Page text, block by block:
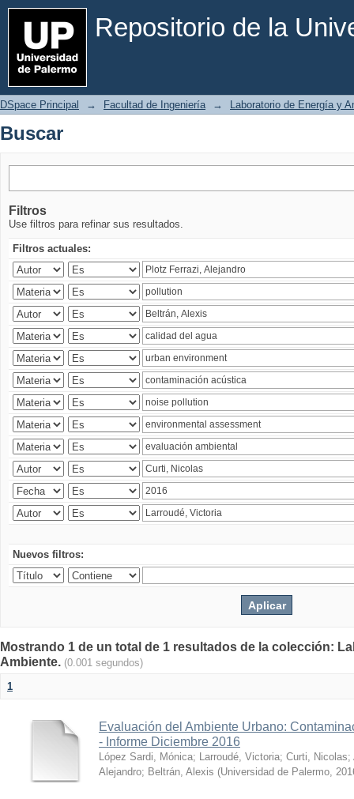
Repositorio de la
Buscar
DSpace Principal → Facultad de Ingeniería → Laboratorio de Energía y
Buscar
Filtros
Use filtros para refinar sus resultados.
Filtros actuales:
Nuevos filtros:
Mostrando 1 de un total de 1 resultados de la colección:
Ambiente. (0.001 segundos)
1
Evaluación del Ambiente Urbano:
- Informe Diciembre 2016
López Sardi, Mónica; Larroudé, Victoria; Curti, Nicolas;
Alejandro; Beltrán, Alexis (Universidad de Palermo,